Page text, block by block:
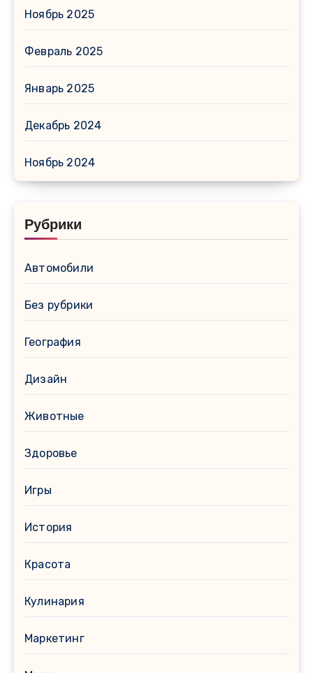
Ноябрь 2025
Февраль 2025
Январь 2025
Декабрь 2024
Ноябрь 2024
Рубрики
Автомобили
Без рубрики
География
Дизайн
Животные
Здоровье
Игры
История
Красота
Кулинария
Маркетинг